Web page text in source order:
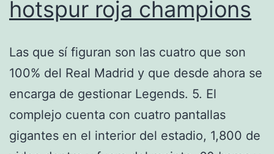
hotspur roja champions
Las que sí figuran son las cuatro que son
100% del Real Madrid y que desde ahora se
encarga de gestionar Legends. 5. El
complejo cuenta con cuatro pantallas
gigantes en el interior del estadio, 1,800 de